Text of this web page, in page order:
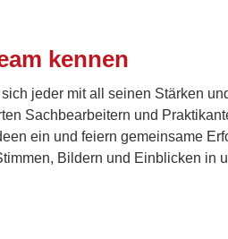
kennen
jeder mit all seinen Stärken
Sachbearbeitern und
ein und feiern gemeinsame
Bildern und Einblicken in